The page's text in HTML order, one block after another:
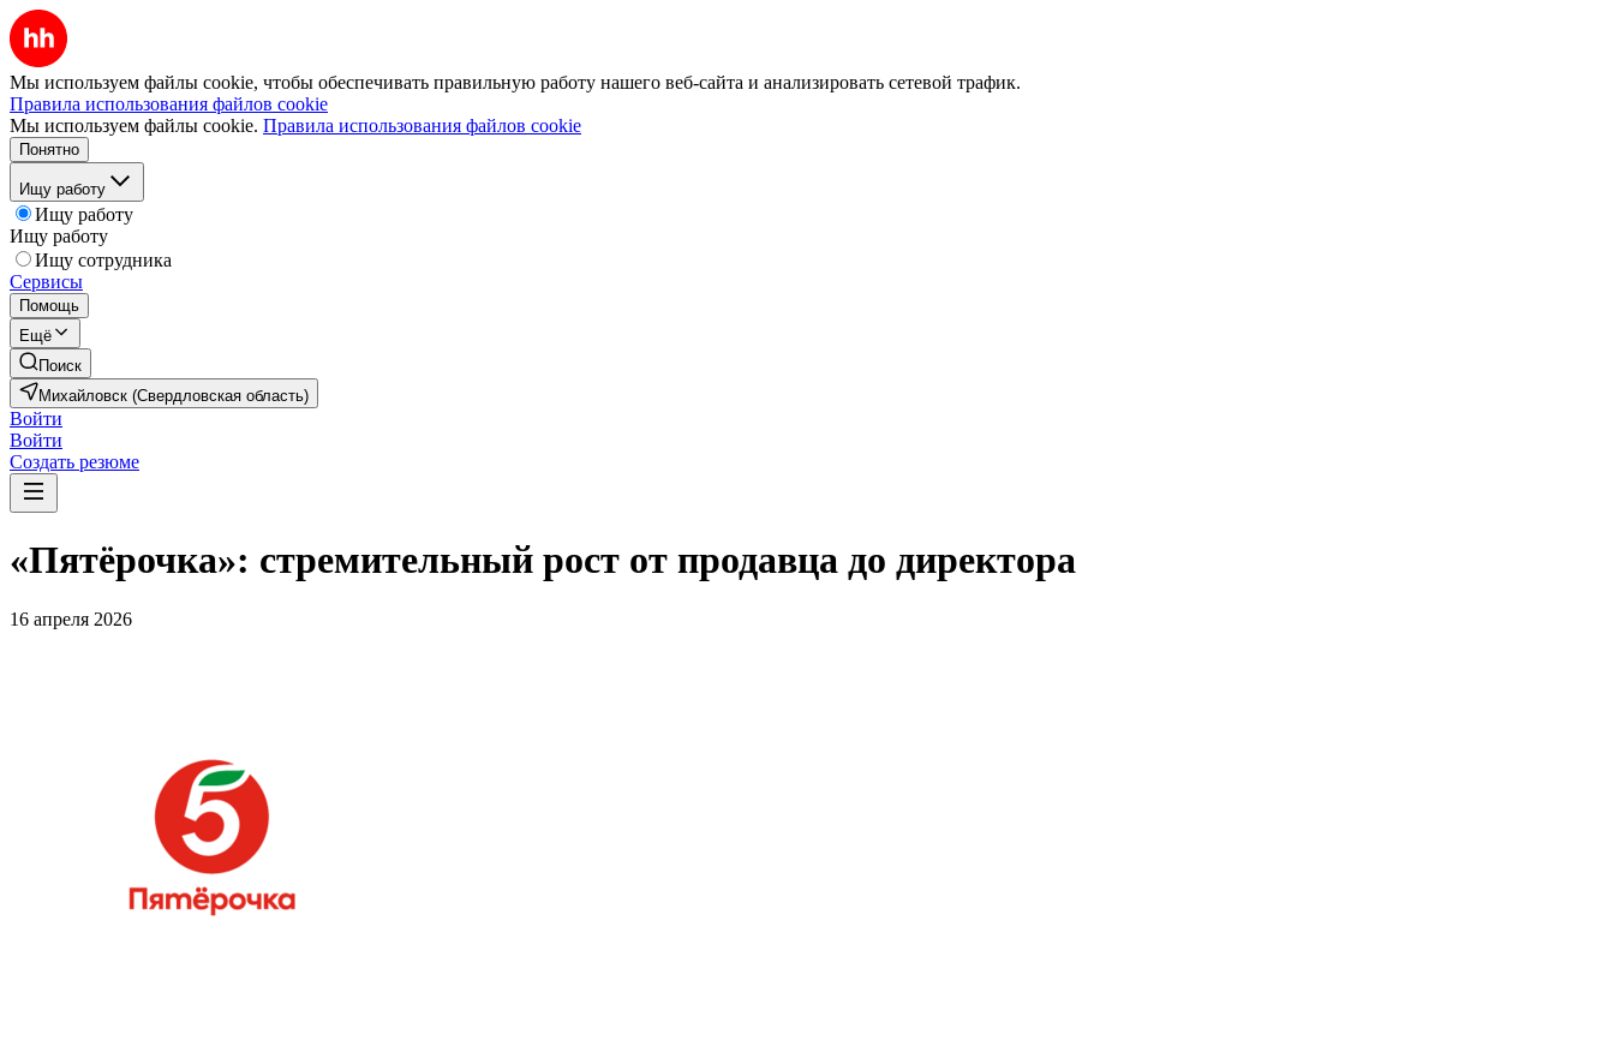
Мы используем файлы cookie, чтобы обеспечивать правильную работу нашего веб-сайта и анализировать сетевой трафик.
Правила использования файлов cookie
Мы используем файлы cookie. Правила использования файлов cookie
Понятно
Ищу работу
Ищу работу
Ищу работу
Ищу сотрудника
Сервисы
Помощь
Ещё
Поиск
Михайловск (Свердловская область)
Войти
Войти
Создать резюме
«Пятёрочка»: стремительный рост от продавца до директора
16 апреля 2026